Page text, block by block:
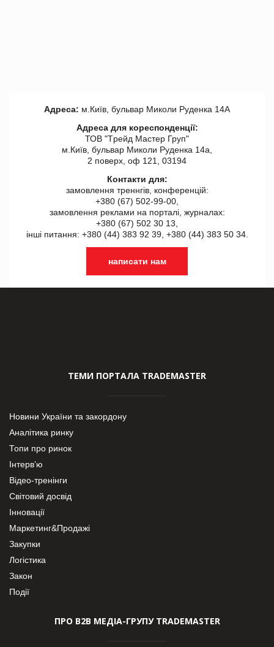
Адреса: м.Київ, бульвар Миколи Руденка 14А
Адреса для кореспонденції:
ТОВ "Tрейд Мастер Груп"
м.Київ, бульвар Миколи Руденка 14а,
2 поверх, оф 121, 03194
Контакти для:
замовлення треннгів, конференцій:
+380 (67) 502-99-00,
замовлення реклами на порталі, журналах:
+380 (67) 502 30 13,
інші питання: +380 (44) 383 92 39, +380 (44) 383 50 34.
написати нам
ТЕМИ ПОРТАЛА TRADEMASTER
Новини України та закордону
Аналітика ринку
Топи про ринок
Інтерв’ю
Відео-тренінги
Світовий досвід
Інновації
Маркетинг&Продажі
Закупки
Логістика
Закон
Події
ПРО В2В МЕДІА-ГРУПУ TRADEMASTER